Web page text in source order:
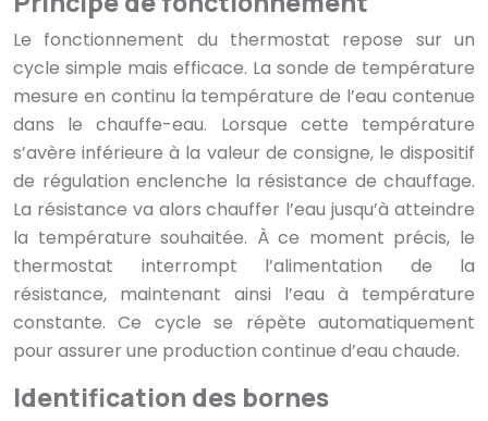
Le fonctionnement du thermostat repose sur un
cycle simple mais efficace. La sonde de température
mesure en continu la température de l’eau contenue
dans le chauffe-eau. Lorsque cette température
s’avère inférieure à la valeur de consigne, le dispositif
de régulation enclenche la résistance de chauffage.
La résistance va alors chauffer l’eau jusqu’à atteindre
la température souhaitée. À ce moment précis, le
thermostat interrompt l’alimentation de la
résistance, maintenant ainsi l’eau à température
constante. Ce cycle se répète automatiquement
pour assurer une production continue d’eau chaude.
Identification des bornes